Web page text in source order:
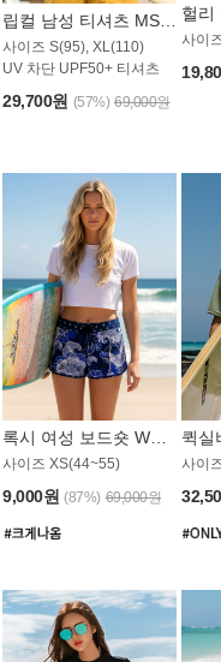
사이즈 S(95), XL(110)
UV 차단 UPF50+ 티셔츠
29,700원 (57%) 69,000원
사이
사이즈 XS(44~55)
9,000원 (87%) 69,000원
사이